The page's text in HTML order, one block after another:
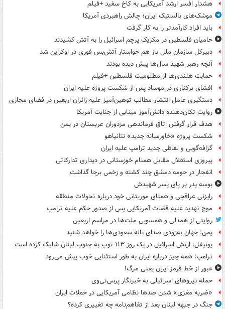
هشدار افسر ارشد آمریکایی به کاخ سفید +فیلم
موشک‌های بالستیک ایران؛ چالش راهبردی آمریکا
باید افراد کارآمدتر را به کار گرفت
حامیان فلسطین در مکزیک پرچم اسرائیل را به آتش کشیدند
دبیرکل سازمان ملل باز هم خواستار آتش‌بس فوری در اوکراین شد
آنچه رهبر شهید سال‌ها پیش دیده بودند
حمایت هلندی‌ها از مظلومیت فلسطین +فیلم
افشای برکناری در موساد پس از شکست پروژه علیه ایران
دستگیری عامل انتشار مطالب توهین‌آمیز علیه زائران اربعین در فضای مجازی
روایت تکان‌دهنده دانش‌آموز مینابی از جنایت آمریکا
هدف قرار گرفتن اتاق‌ فرماندهی مزدوران عربستان در یمن
شکست پروژه «خاورمیانه جدید» نتانیاهو
گزافه‌گویی و لفاظی جدید ترامپ علیه ایران
پیروزی استقلال مقابل همنام خوزستانی در دیداری تدارکاتی
انفجار در حومه دمشق چند کشته و زخمی برجا گذاشت
بوسه‌ پدر بر پای پسر شهیدش
رایزنی عراقچی و همتای موریتانی خود درباره تحولات منطقه
موج تهدید علیه قضات آمریکایی پس از صدور حکم علیه ترامپ
روایتی از همدلی و همسویی ملت‌ها در مراسم اربعین
یمن: جهان به‌زودی صدای ناله سعودی‌ها را خواهد شنید
یونیفل: ارتش اسرائیل در یک روز ۱۱۳ توپ به جنوب لبنان شلیک کرده است
ترامپ: همه چیز درباره ایران به طور استثنایی خوب پیش می‌رود
عبور از خط قرمز ایران یعنی مرگ!
حمله نیروهای اسرائیلی به خبرنگار پرس‌تی‌وی
«ضربه مغزی» شدن صدها نظامی آمریکایی در حملات ایران
جنگ در جبهه لبنان بعد از تفاهم‌نامه چه تغییری کرده؟